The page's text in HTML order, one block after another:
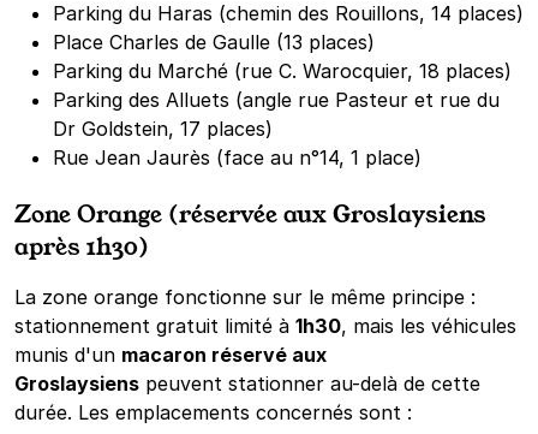
Parking du Haras (chemin des Rouillons, 14 places)
Place Charles de Gaulle (13 places)
Parking du Marché (rue C. Warocquier, 18 places)
Parking des Alluets (angle rue Pasteur et rue du
Dr Goldstein, 17 places)
Rue Jean Jaurès (face au n°14, 1 place)
Zone Orange (réservée aux Groslaysiens
après 1h30)
La zone orange fonctionne sur le même principe :
stationnement gratuit limité à 1h30, mais les véhicules
munis d'un macaron réservé aux
Groslaysiens peuvent stationner au-delà de cette
durée. Les emplacements concernés sont :